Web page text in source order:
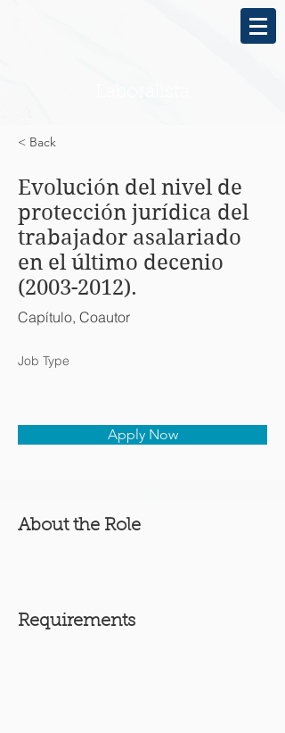
< Back
Evolución del nivel de
protección jurídica del
trabajador asalariado
en el último decenio
(2003-2012).
Capítulo, Coautor
Job Type
Apply Now
About the Role
Requirements